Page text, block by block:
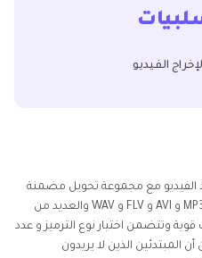
الفيديو
الفيديو مع مجموعة تحويل مضمنة
نوصي بها بشدة. يدعم MPG و MP4 و MP3 و AVI و FLV و WAV والعديد من
وتتضمن اختيار نوع الترميز و عدد
المبتدئين الذين لا يريدون